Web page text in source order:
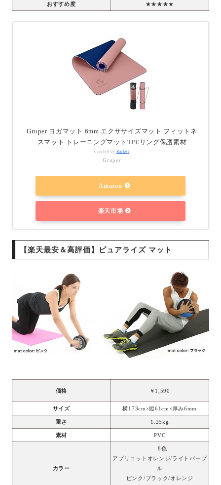
おすすめ度 ★★★★★
Gruper ヨガマット 6mm エクササイズマット フィットネ
スマット トレーニングマットTPEリング保護素材
created byRinker
Gruper
Amazon
楽天市場
【楽天最安＆高評価】ピュアライズ マット
価格 ￥1,590
サイズ 横173cm×縦61cm×厚み6mm
重さ 1.25kg
素材 PVC
カラー
8色
アプリコットオレンジ/ライトパープ
ル
ピンク/ブラック/オレンジ